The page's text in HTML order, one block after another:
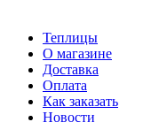
Теплицы
О магазине
Доставка
Оплата
Как заказать
Новости